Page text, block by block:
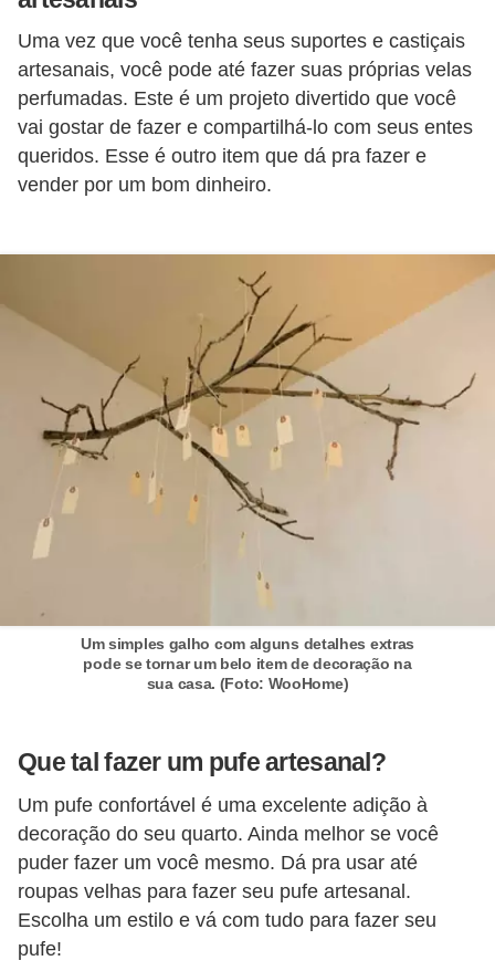
Uma vez que você tenha seus suportes e castiçais
artesanais, você pode até fazer suas próprias velas
perfumadas. Este é um projeto divertido que você
vai gostar de fazer e compartilhá-lo com seus entes
queridos. Esse é outro item que dá pra fazer e
vender por um bom dinheiro.
Um simples galho com alguns detalhes extras
pode se tornar um belo item de decoração na
sua casa. (Foto: WooHome)
Que tal fazer um pufe artesanal?
Um pufe confortável é uma excelente adição à
decoração do seu quarto. Ainda melhor se você
puder fazer um você mesmo. Dá pra usar até
roupas velhas para fazer seu pufe artesanal.
Escolha um estilo e vá com tudo para fazer seu
pufe!